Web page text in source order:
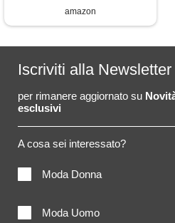
amazon
Iscriviti alla
per rimanere aggiornato su
esclusivi
A cosa sei interessato?
Moda Donna
Moda Uomo